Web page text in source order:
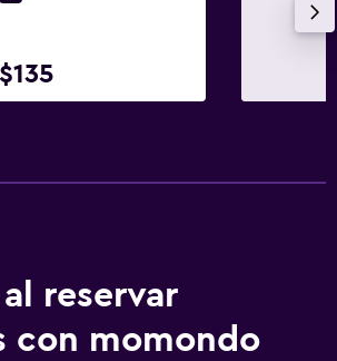
$135
reservar
con momondo